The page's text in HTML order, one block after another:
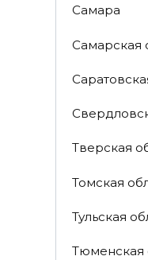
Самара
Самарская
Тверская
Томская
Тульская
Тюменская